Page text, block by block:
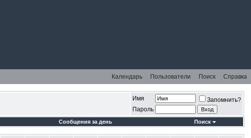
Календарь Пользователи Поиск Справка
Имя
Запомнить?
Пароль
Сообщения за день Поиск